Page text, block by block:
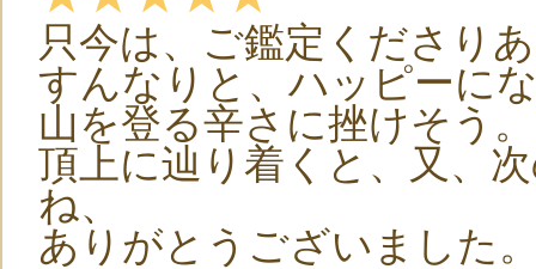
只今は、ご鑑定くださり
すんなりと、ハッピーに
山を登る辛さに挫けそう
頂上に辿り着くと、又、
ね、
ありがとうございました